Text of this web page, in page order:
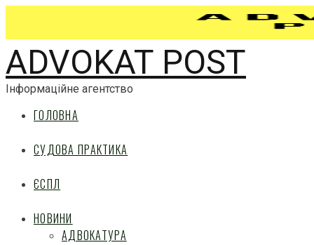
ADVOKAT POST
Інформаційне агентство
ГОЛОВНА
СУДОВА ПРАКТИКА
ЄСПЛ
НОВИНИ
АДВОКАТУРА